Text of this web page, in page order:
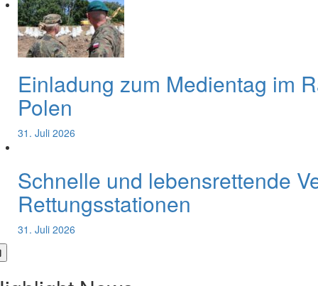
Einladung zum Medientag im
Polen
31. Juli 2026
Schnelle und lebensrettende
Rettungsstationen
31. Juli 2026